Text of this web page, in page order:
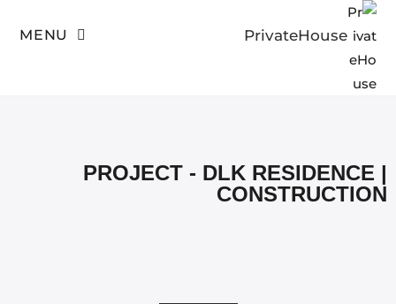
PrivateHouse
MENU
PROJECT - DLK RESIDENCE |
CONSTRUCTION